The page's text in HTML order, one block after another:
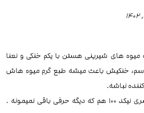
میوه های شیرینی هستن با یکم خنکی و نعنا
واسم، خنکیش باعث میشه طبع گرم میوه هاش
نباشه.
از نظر‌ طعم رسانی این سری نیکد ۱۰۰ هم که دیگه حرفی باقی نمیمونه .